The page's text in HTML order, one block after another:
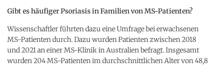
Gibt es häufiger Psoriasis in Familien von MS-Patienten?
Wissenschaftler führten dazu eine Umfrage bei erwachsenen
MS-Patienten durch. Dazu wurden Patienten zwischen 2018
und 2021 an einer MS-Klinik in Australien befragt. Insgesamt
wurden 204 MS-Patienten im durchschnittlichen Alter von 48,8